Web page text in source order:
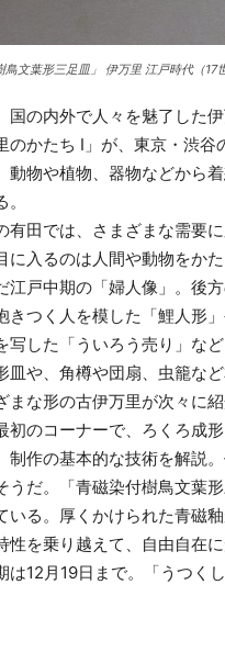
鳥文葉形三足皿」 伊万里 江戸時代（
の内外で人々を魅了した
のかたち Ι」が、東京・渋
動物や植物、器物などから
田では、さまざまな需要
に入るのは人間や動物をか
江戸中期の「婦人像」。後
きつく人を模した「鯉人形
写した「ういろう売り」な
皿や、角樽や団扇、虫籠な
まな形の古伊万里が次々に
のコーナーで、ろくろ成
制作の基本的な技術を解説
うだ。「青磁染付樹鳥文葉
いる。厚くかけられた青磁
性を乗り越えて、自由自在
は12月19日まで。「うつく